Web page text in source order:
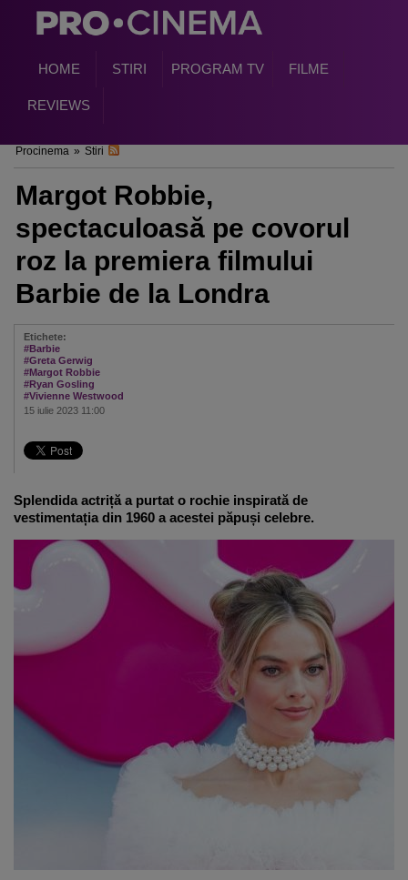
HOME STIRI PROGRAM TV FILME
REVIEWS
Procinema » Stiri
Margot Robbie,
spectaculoasă pe covorul
roz la premiera filmului
Barbie de la Londra
Etichete:
#Barbie
#Greta Gerwig
#Margot Robbie
#Ryan Gosling
#Vivienne Westwood
15 iulie 2023 11:00
Splendida actriță a purtat o rochie inspirată de
vestimentația din 1960 a acestei păpuși celebre.